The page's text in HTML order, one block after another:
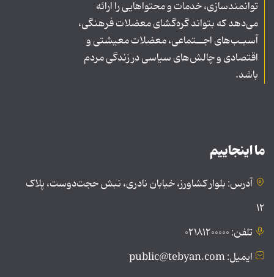
توانمندسازی، خدمات و محتواهایی را ارائه
می‌دهد که بتواند گره‌گشای معضلات فرهنگی،
آسیـب‌های اجــتماعی، معضلات معیشتی و
اقتصادی و چالش‌های سیاسی در زندگی مردم
باشد.
ما اینجاییم
آدرس: بلوار کشاورز، خیابان نادری، نبش حجت‌دوست، پلاک
۱۲
تلفن: ۰۲۱۸۱۲۰۰۰۰۰
ایمیل: public@tebyan.com